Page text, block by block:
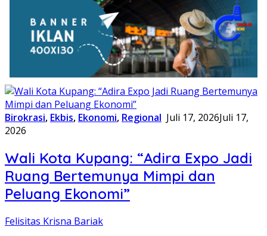
Birokrasi, Ekbis, Ekonomi, Regional Juli 17, 2026Juli 17,
2026
Wali Kota Kupang: “Adira Expo Jadi
Ruang Bertemunya Mimpi dan
Peluang Ekonomi”
Felisitas Krisna Bariak